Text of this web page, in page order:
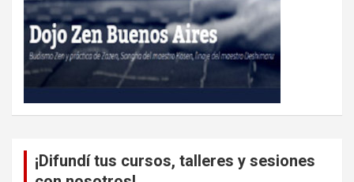
¡Difundí tus cursos, talleres y sesiones